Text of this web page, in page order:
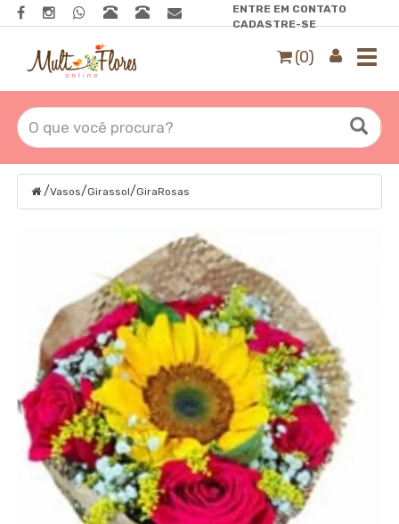
ENTRE EM CONTATO
CADASTRE-SE
(0)
/Vasos/Girassol/GiraRosas